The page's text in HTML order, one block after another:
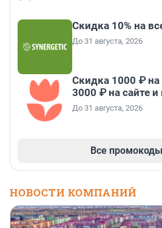
Скидка 10% на
До 31 августа, 2026
Скидка 1000 ₽
3000 ₽ на сайте
До 31 августа, 2026
Все промокоды
НОВОСТИ КОМПАНИЙ